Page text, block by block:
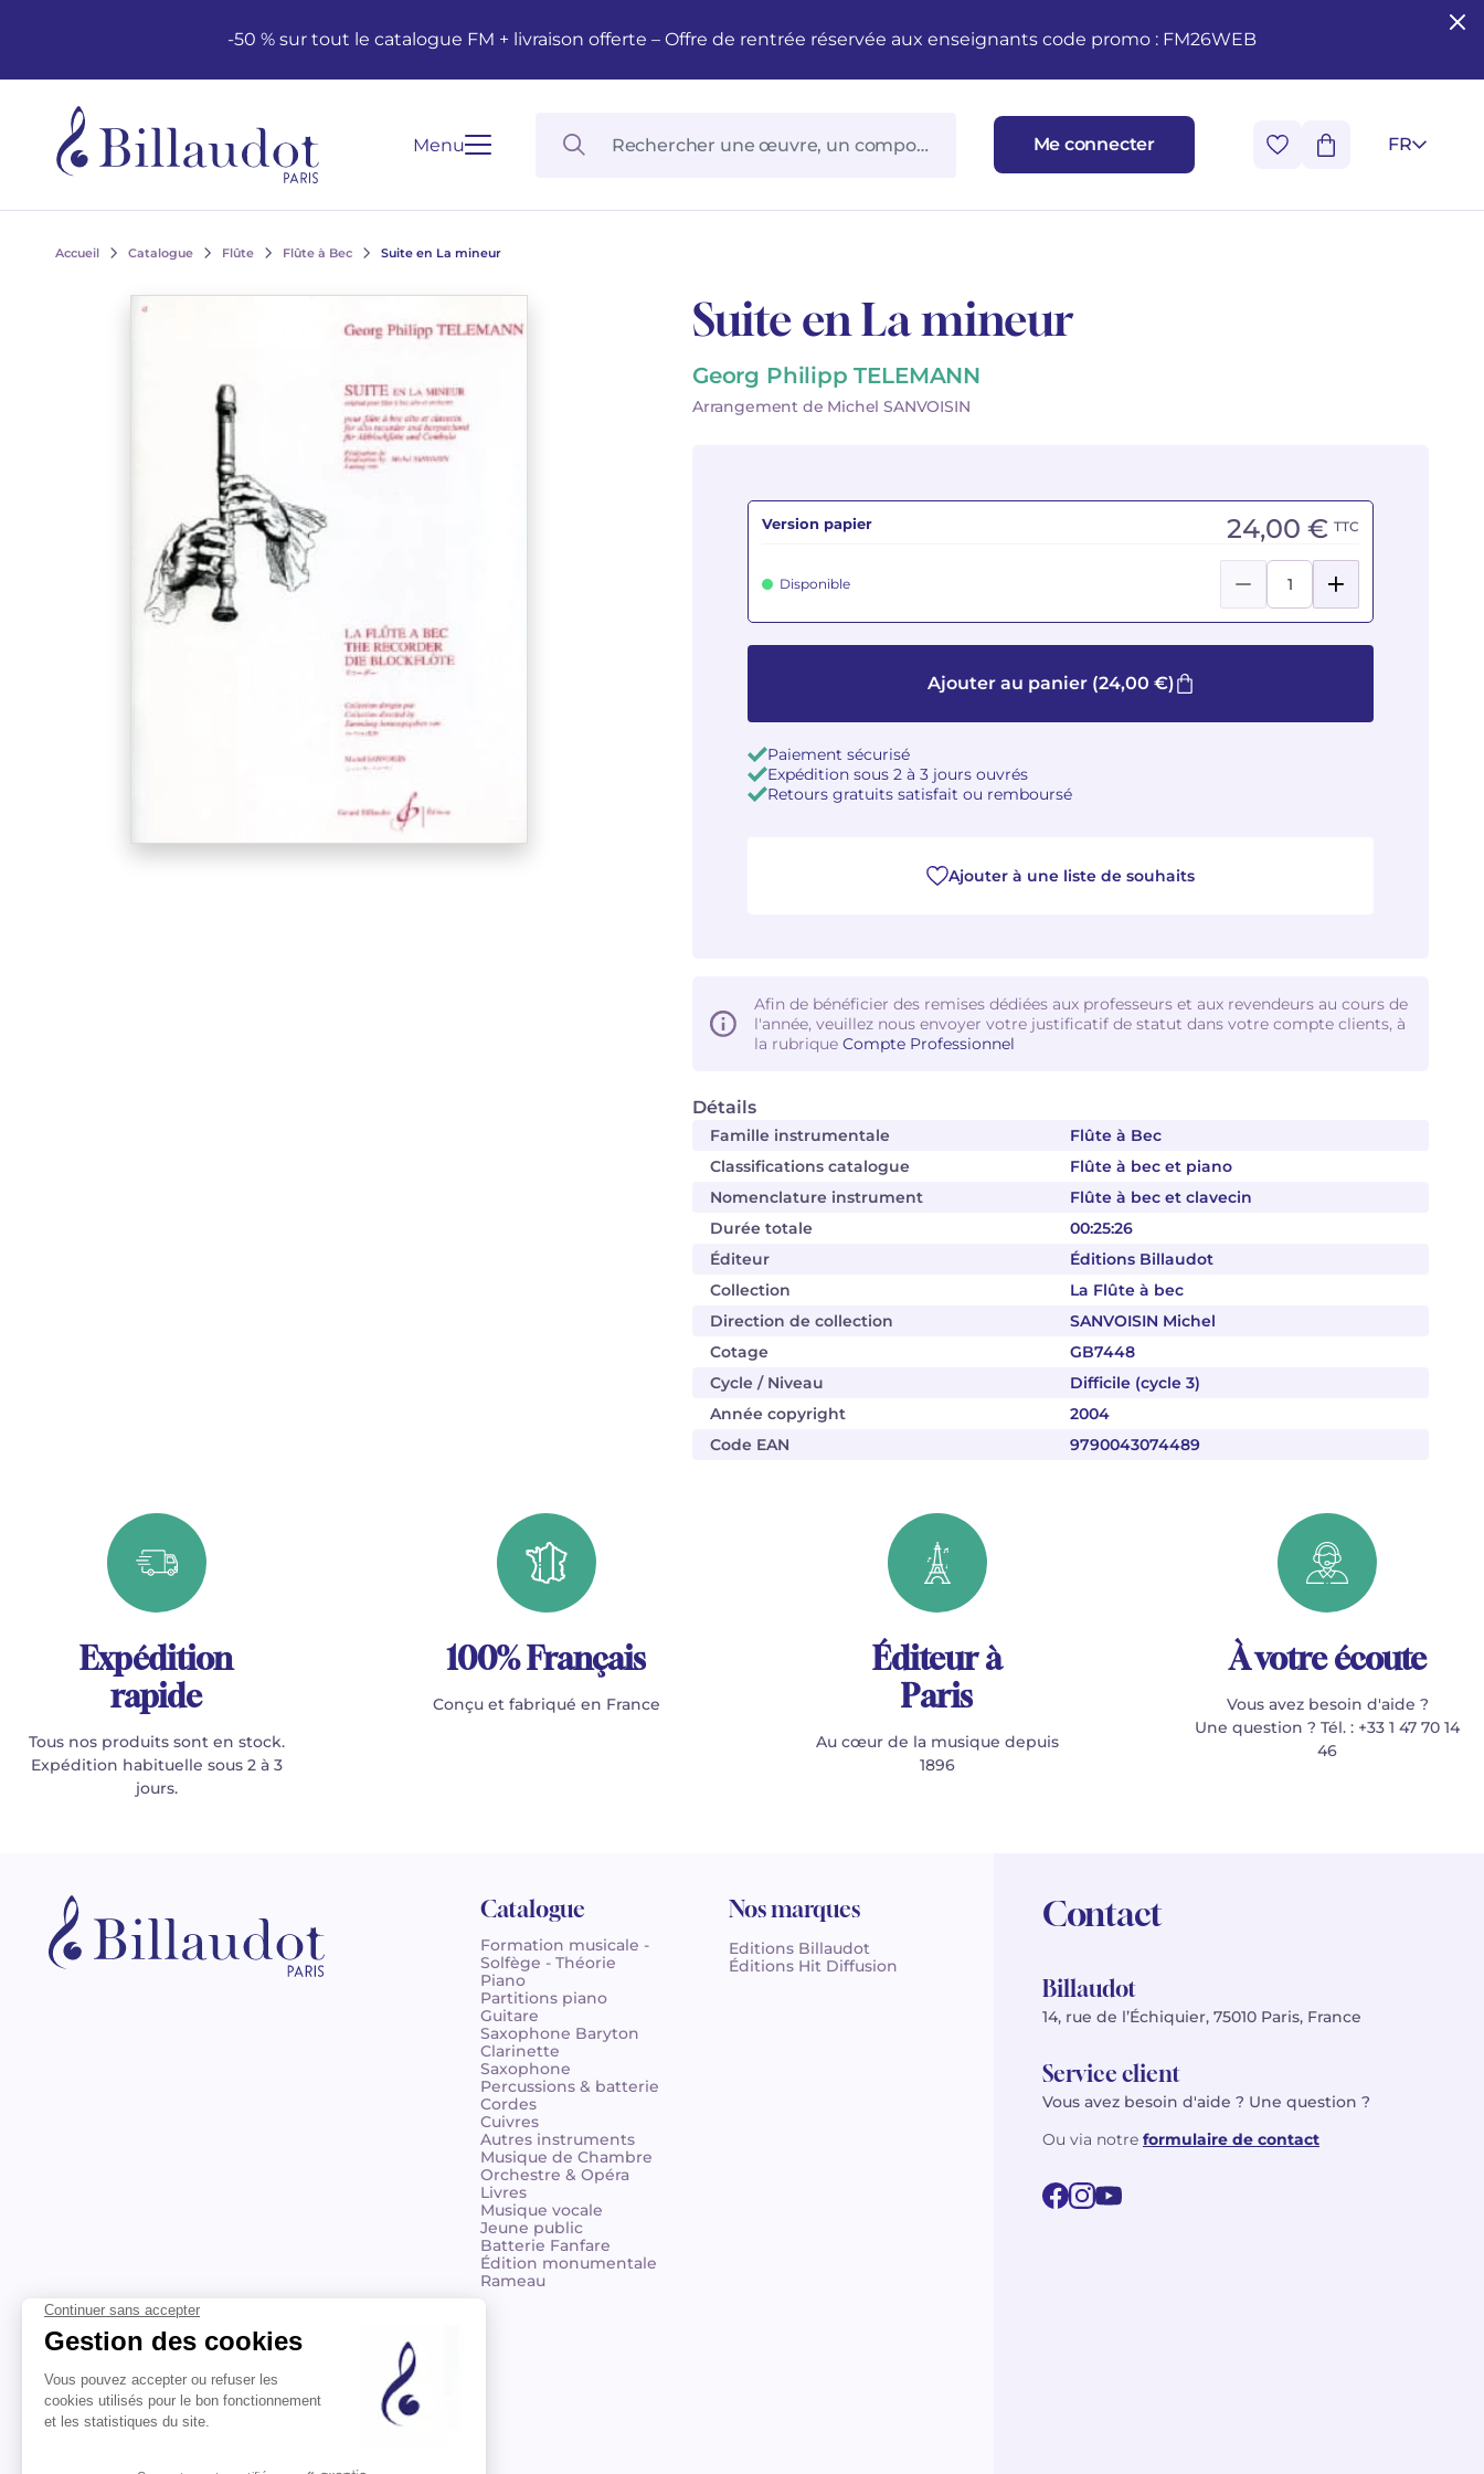
-50 % sur tout le catalogue FM + livraison offerte – Offre de rentrée réservée aux enseignants code promo : FM26WEB
Menu Me connecter FR
Accueil Catalogue Flûte Flûte à Bec Suite en La mineur
Suite en La mineur
Georg Philipp TELEMANN
Arrangement de Michel SANVOISIN
Détails
Famille instrumentale
Flûte à Bec
Classifications catalogue
Flûte à bec et piano
Nomenclature instrument
Flûte à bec et clavecin
Durée totale
00:25:26
Éditeur
Éditions Billaudot
Collection
La Flûte à bec
Direction de collection
SANVOISIN Michel
Cotage
GB7448
Cycle / Niveau
Difficile (cycle 3)
Année copyright
2004
Code EAN
9790043074489
Version papier 24,00 € TTC
Disponible
Ajouter au panier(24,00 €)
Paiement sécurisé
Expédition sous 2 à 3 jours ouvrés
Retours gratuits satisfait ou remboursé
Ajouter à une liste de souhaits
Afin de bénéficier des remises dédiées aux professeurs et aux revendeurs au cours de
l'année, veuillez nous envoyer votre justificatif de statut dans votre compte clients, à
la rubrique Compte Professionnel
Expédition
rapide
Tous nos produits sont en stock.
Expédition habituelle sous 2 à 3
jours.
100% Français
Conçu et fabriqué en France
Éditeur à
Paris
Au cœur de la musique depuis
1896
À votre écoute
Vous avez besoin d'aide ?
Une question ? Tél. : +33 1 47 70 14
46
Catalogue
Formation musicale -
Solfège - Théorie
Piano
Partitions piano
Guitare
Saxophone Baryton
Clarinette
Saxophone
Percussions & batterie
Cordes
Cuivres
Autres instruments
Musique de Chambre
Orchestre & Opéra
Livres
Musique vocale
Jeune public
Batterie Fanfare
Édition monumentale
Rameau
Nos marques
Editions Billaudot
Éditions Hit Diffusion
Contact
Billaudot
14, rue de l’Échiquier, 75010 Paris, France
Service client
Vous avez besoin d'aide ? Une question ?
Ou via notre formulaire de contact